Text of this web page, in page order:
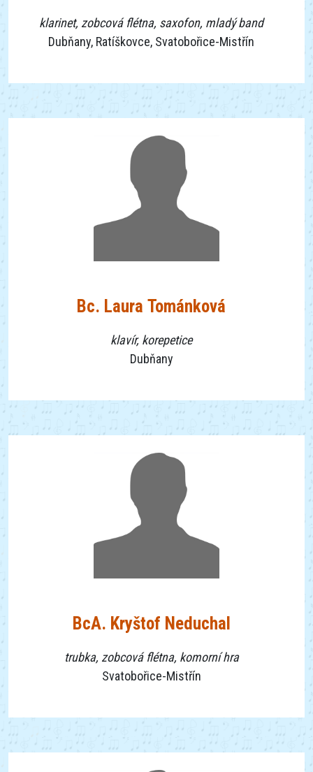
klarinet, zobcová flétna, saxofon, mladý band
Dubňany, Ratíškovce, Svatobořice-Mistřín
Bc. Laura Tománková
klavír, korepetice
Dubňany
BcA. Kryštof Neduchal
trubka, zobcová flétna, komorní hra
Svatobořice-Mistřín